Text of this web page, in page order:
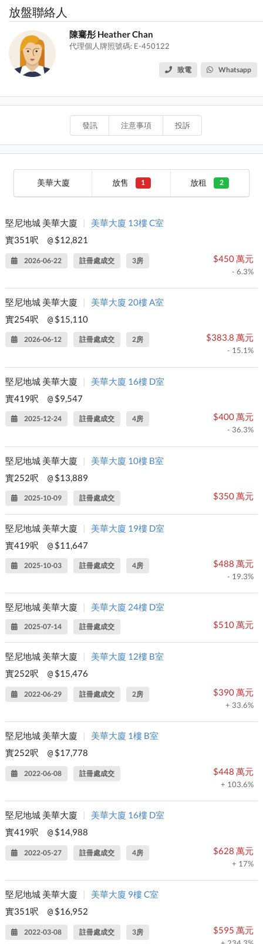
放盤聯絡人
陳騫彤 Heather Chan
代理個人牌照號碼: E-450122
致電 Whatsapp
發訊 注意事項 投訴
美華大廈 放售 1 放租 2
堅尼地城 美華大廈 |
美華大廈 13樓 C室
實351呎
@ $12,821
2026-06-22 註冊處成交 3房 $450 萬元
- 6.3%
堅尼地城 美華大廈 |
美華大廈 20樓 A室
實254呎
@ $15,110
2026-06-12 註冊處成交 2房 $383.8 萬元
- 15.1%
堅尼地城 美華大廈 |
美華大廈 16樓 D室
實419呎
@ $9,547
2025-12-24 註冊處成交 4房 $400 萬元
- 36.3%
堅尼地城 美華大廈 |
美華大廈 10樓 B室
實252呎
@ $13,889
2025-10-09 註冊處成交 $350 萬元
堅尼地城 美華大廈 |
美華大廈 19樓 D室
實419呎
@ $11,647
2025-10-03 註冊處成交 4房 $488 萬元
- 19.3%
堅尼地城 美華大廈 美華大廈 24樓 D室
2025-07-14 註冊處成交 $510 萬元
堅尼地城 美華大廈 |
美華大廈 12樓 B室
實252呎
@ $15,476
2022-06-29 註冊處成交 2房 $390 萬元
+ 33.6%
堅尼地城 美華大廈 |
美華大廈 1樓 B室
實252呎
@ $17,778
2022-06-08 註冊處成交 $448 萬元
+ 103.6%
堅尼地城 美華大廈 |
美華大廈 16樓 D室
實419呎
@ $14,988
2022-05-27 註冊處成交 4房 $628 萬元
+ 17%
堅尼地城 美華大廈 |
美華大廈 9樓 C室
實351呎
@ $16,952
2022-03-08 註冊處成交 3房 $595 萬元